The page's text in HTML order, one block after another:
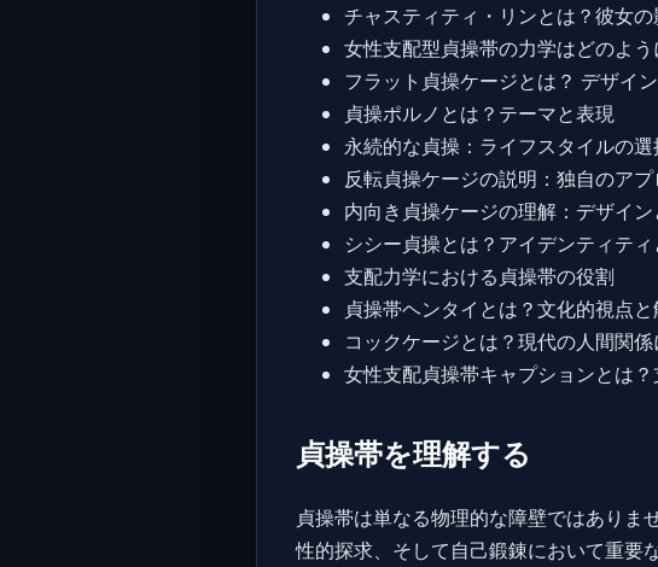
チャスティティ・リンとは？彼女
女性支配型貞操帯の力学はどのよ
フラット貞操ケージとは？ デザイ
貞操ポルノとは？テーマと表現
永続的な貞操：ライフスタイルの
反転貞操ケージの説明：独自のア
内向き貞操ケージの理解：デザイン
シシー貞操とは？アイデンティテ
支配力学における貞操帯の役割
貞操帯ヘンタイとは？文化的視点と
コックケージとは？現代の人間関
女性支配貞操帯キャプションとは
貞操帯を理解する
貞操帯は単なる物理的な障壁ではありま
性的探求、そして自己鍛錬において重要